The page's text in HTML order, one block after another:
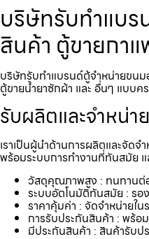
บริษัทรับทำแบ
สินค้า ตู้ขายกา
บริษัทรับทำแบรนด์ตู้จำหน่ายขนม​
ตู้ขายน้ำยาซักผ้า และ อื่นๆ แบบ
รับผลิตและจำหน่
เราเป็นผู้นำด้านการผลิตและจัด
พร้อมระบบการทำงานที่ทันสมัย แ
วัสดุคุณภาพสูง : ทนทานต่อ
ระบบอัตโนมัติทันสมัย : รอ
ราคาคุ้มค่า : จัดจำหน่ายใน
การรับประกันสินค้า : พร้อ
มีประกันสินค้า : สินค้ารับป